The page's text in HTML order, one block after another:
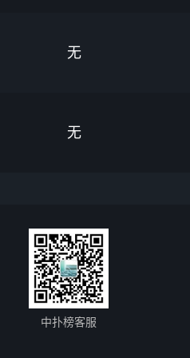
无
无
中扑榜客服